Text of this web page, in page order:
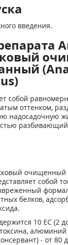
введения.
собой
оттенком,
надосадочную
очищенный
собой
белков,
10 ЕС (2
алюминий
- от 80